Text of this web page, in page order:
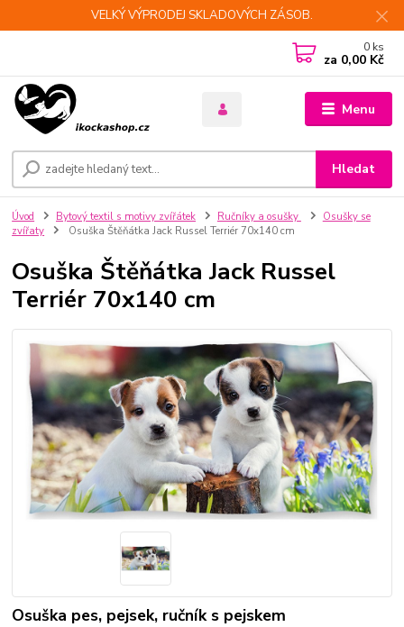
VELKÝ VÝPRODEJ SKLADOVÝCH ZÁSOB.
Menu
Hledat
0 ks
za 0,00 Kč
Úvod Bytový textil s motivy zvířátek Ručníky a osušky
Osušky se
zvířaty
Osuška Štěňátka Jack Russel Terriér 70x140 cm
Osuška Štěňátka Jack Russel
Terriér 70x140 cm
Osuška pes, pejsek, ručník s pejskem